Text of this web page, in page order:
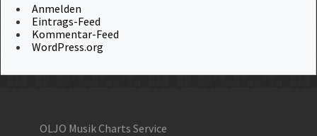
Anmelden
Eintrags-Feed
Kommentar-Feed
WordPress.org
OLJO Musik Charts Service